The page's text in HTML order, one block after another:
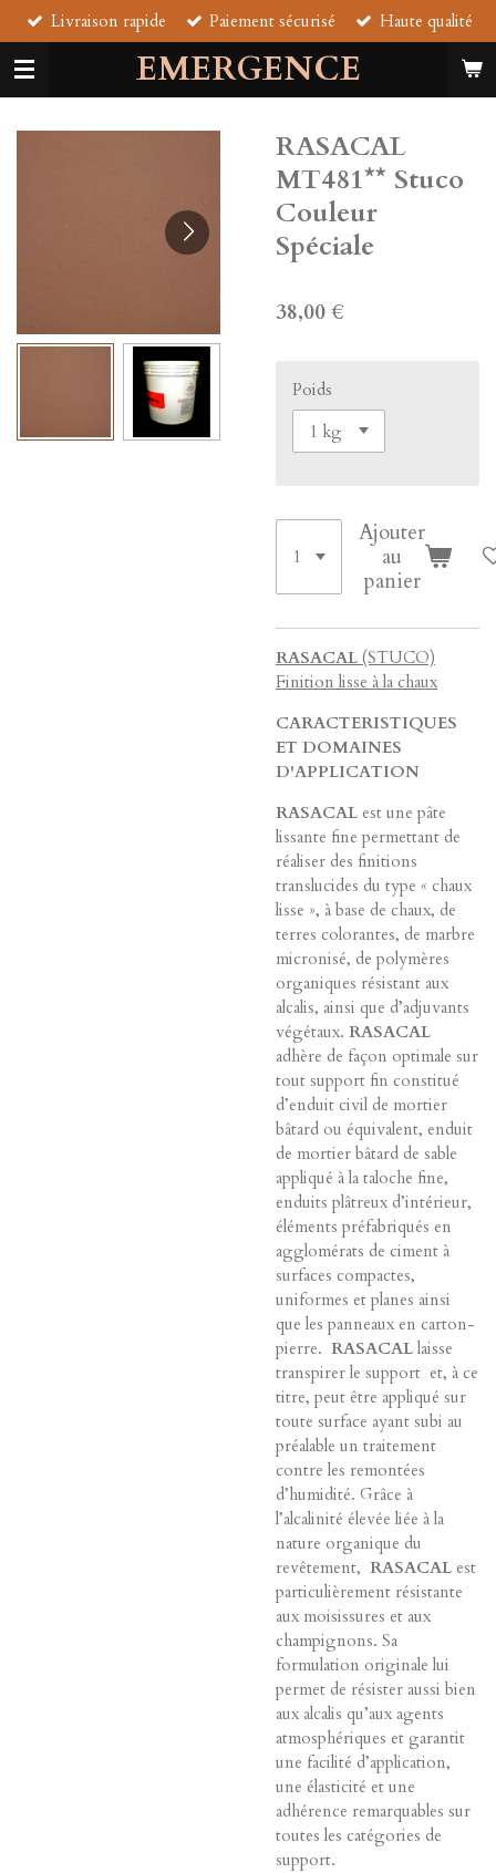
Passer
au
contenu
principal
EMERGENCE
Livraison rapide Paiement sécurisé Haute qualité
RASACAL
MT481** Stuco
Couleur
Spéciale
38,00 €
Poids
Ajouter
au
panier
RASACAL (STUCO)
Finition lisse à la chaux
CARACTERISTIQUES
ET DOMAINES
D'APPLICATION
RASACAL est une pâte
lissante fine permettant de
réaliser des finitions
translucides du type « chaux
lisse », à base de chaux, de
terres colorantes, de marbre
micronisé, de polymères
organiques résistant aux
alcalis, ainsi que d’adjuvants
végétaux. RASACAL
adhère de façon optimale sur
tout support fin constitué
d’enduit civil de mortier
bâtard ou équivalent, enduit
de mortier bâtard de sable
appliqué à la taloche fine,
enduits plâtreux d’intérieur,
éléments préfabriqués en
agglomérats de ciment à
surfaces compactes,
uniformes et planes ainsi
que les panneaux en carton-
pierre. RASACAL laisse
transpirer le support et, à ce
titre, peut être appliqué sur
toute surface ayant subi au
préalable un traitement
contre les remontées
d’humidité. Grâce à
l’alcalinité élevée liée à la
nature organique du
revêtement, RASACAL est
particulièrement résistante
aux moisissures et aux
champignons. Sa
formulation originale lui
permet de résister aussi bien
aux alcalis qu’aux agents
atmosphériques et garantit
une facilité d’application,
une élasticité et une
adhérence remarquables sur
toutes les catégories de
support.